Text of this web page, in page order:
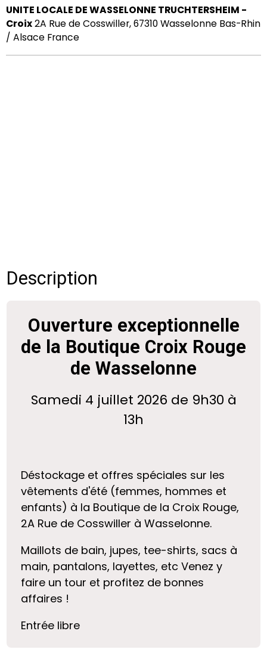
UNITE LOCALE DE WASSELONNE TRUCHTERSHEIM -
Croix2A Rue de Cosswiller, 67310 Wasselonne Bas-Rhin
/ Alsace France
Description
Ouverture exceptionnelle
de la Boutique Croix Rouge
de Wasselonne
Samedi 4 juillet 2026 de 9h30 à
13h
Déstockage et offres spéciales sur les
vêtements d'été (femmes, hommes et
enfants) à la Boutique de la Croix Rouge,
2A Rue de Cosswiller à Wasselonne.
Maillots de bain, jupes, tee-shirts, sacs à
main, pantalons, layettes, etc Venez y
faire un tour et profitez de bonnes
affaires !
Entrée libre